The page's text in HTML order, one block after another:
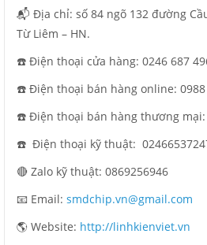
📬 Địa chỉ: số 84 ngõ 132 đường
Từ Liêm – HN.
☎️ Điện thoại cửa hàng: 0246 687
☎️ Điện thoại bán hàng online: 0988
☎️ Điện thoại bán hàng thương mại:
☎️ Điện thoại kỹ thuật:
🔴 Zalo kỹ thuật: 0869256946
📧 Email: smdchip.vn@gmail.com
🌎 Website: http://linhkienviet.vn